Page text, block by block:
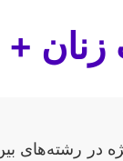
در رشته‌های